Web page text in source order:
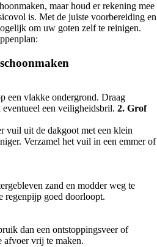
maar houd er rekening mee
is. Met de juiste voorbereiding en
om uw goten zelf te reinigen.
een vlakke ondergrond. Draag
eventueel een veiligheidsbril.2. Grof
vuil uit de dakgoot met een klein
Verzamel het vuil in een emmer of
zand en modder weg te
regenpijp goed doorloopt.
dan een ontstoppingsveer of
afvoer vrij te maken.